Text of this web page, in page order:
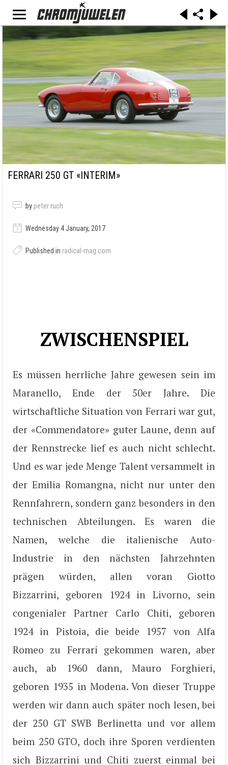
FERRARI 250 GT «INTERIM»
by peter ruch
Wednesday 4 January, 2017
Published in radical-mag.com
ZWISCHENSPIEL
Es müssen herrliche Jahre gewesen sein im
Maranello, Ende der 50er Jahre. Die
wirtschaftliche Situation von Ferrari war gut,
der «Commendatore» guter Laune, denn auf
der Rennstrecke lief es auch nicht schlecht.
Und es war jede Menge Talent versammelt in
der Emilia Romangna, nicht nur unter den
Rennfahrern, sondern ganz besonders in den
technischen Abteilungen. Es waren die
Namen, welche die italienische Auto-
Industrie in den nächsten Jahrzehnten
prägen würden, allen voran Giotto
Bizzarrini, geboren 1924 in Livorno, sein
congenialer Partner Carlo Chiti, geboren
1924 in Pistoia, die beide 1957 von Alfa
Romeo zu Ferrari gekommen waren, aber
auch, ab 1960 dann, Mauro Forghieri,
geboren 1935 in Modena. Von dieser Truppe
werden wir dann auch später noch lesen, bei
der 250 GT SWB Berlinetta und vor allem
beim 250 GTO, doch ihre Sporen verdienten
sich Bizzarrini und Chiti zuerst einmal bei